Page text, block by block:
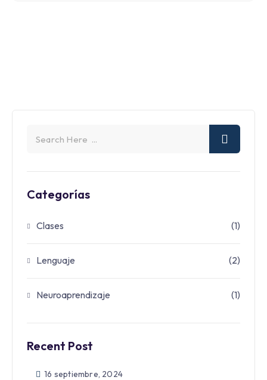
Categorías
Clases (1)
Lenguaje (2)
Neuroaprendizaje (1)
Recent Post
16 septiembre, 2024